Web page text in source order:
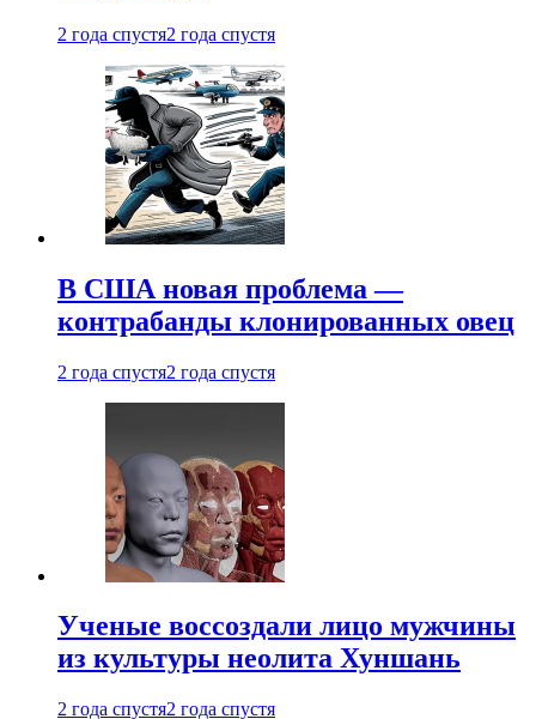
2 года спустя2 года спустя
В США новая проблема —
контрабанды клонированных овец
2 года спустя2 года спустя
Ученые воссоздали лицо мужчины
из культуры неолита Хуншань
2 года спустя2 года спустя